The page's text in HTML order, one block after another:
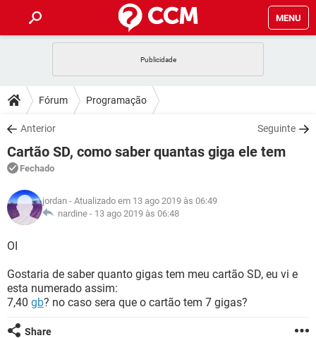
MENU
CELULAR
OUTLOOK
INSTAGRAM GMAIL
GUIA DE COMPRAS
DICAS
JOGOS
OUTLOOK
INSTAGRAM
GUIA DE COMPRAS
DOWNLOADS
JOGOS WHATSAPP
CELULAR
OUTLOOK EXCEL
INSTAGRAM
GUIA DE COMPRAS
FÓRUM
JOGOS
CELULAR FACEBOOK
GUIA DE COMPRAS
GLOSSÁRIO
JOGOS
CELULAR
OUTLOOK EXCEL
INSTAGRAM GMAIL
Fórum Programação
Anterior Seguinte
Cartão SD, como saber quantas giga ele tem
Fechado
jordan - Atualizado em 13 ago 2019 às 06:49
nardine - 13 ago 2019 às 06:48
OI
Gostaria de saber quanto gigas tem meu cartão SD, eu vi e
esta numerado assim:
7,40 gb? no caso sera que o cartão tem 7 gigas?
Share